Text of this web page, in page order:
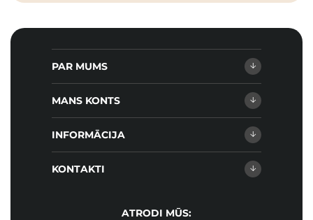
PAR MUMS
MANS KONTS
INFORMĀCIJA
KONTAKTI
ATRODI MŪS: